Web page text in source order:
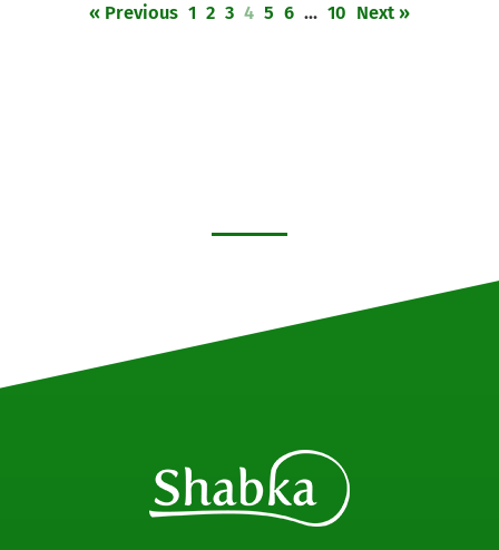
« Previous 1 2 3 4 5 6 … 10 Next »